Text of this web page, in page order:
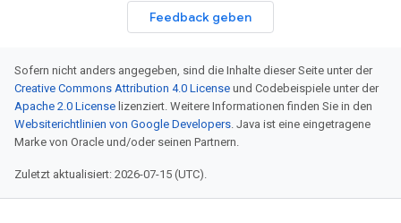
Feedback geben
Sofern nicht anders angegeben, sind die Inhalte dieser Seite unter der
Creative Commons Attribution 4.0 License und Codebeispiele unter der
Apache 2.0 License lizenziert. Weitere Informationen finden Sie in den
Websiterichtlinien von Google Developers. Java ist eine eingetragene
Marke von Oracle und/oder seinen Partnern.
Zuletzt aktualisiert: 2026-07-15 (UTC).